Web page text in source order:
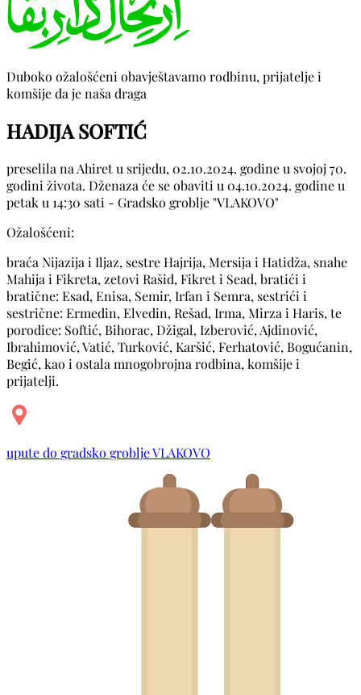
Duboko ožalošćeni obavještavamo rodbinu, prijatelje i
komšije da je naša draga
HADIJA SOFTIĆ
preselila na Ahiret u srijedu, 02.10.2024. godine u svojoj 70.
godini života. Dženaza će se obaviti u 04.10.2024. godine u
petak u 14:30 sati - Gradsko groblje "VLAKOVO"
Ožalošćeni:
braća Nijazija i Iljaz, sestre Hajrija, Mersija i Hatidža, snahe
Mahija i Fikreta, zetovi Rašid, Fikret i Sead, bratići i
bratične: Esad, Enisa, Semir, Irfan i Semra, sestrići i
sestrične: Ermedin, Elvedin, Rešad, Irma, Mirza i Haris, te
porodice: Softić, Bihorac, Džigal, Izberović, Ajdinović,
Ibrahimović, Vatić, Turković, Karšić, Ferhatović, Bogućanin,
Begić, kao i ostala mnogobrojna rodbina, komšije i
prijatelji.
upute do gradsko groblje VLAKOVO